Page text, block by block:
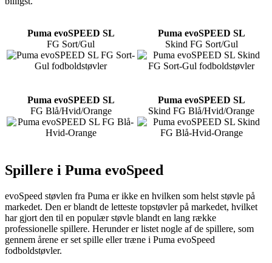
Puma evoSPEED SL
FG Sort/Gul
Puma evoSPEED SL
Skind FG Sort/Gul
Puma evoSPEED SL
FG Blå/Hvid/Orange
Puma evoSPEED SL
Skind FG Blå/Hvid/Orange
Spillere i Puma evoSpeed
evoSpeed støvlen fra Puma er ikke en hvilken som helst støvle på
markedet. Den er blandt de letteste topstøvler på markedet, hvilket
har gjort den til en populær støvle blandt en lang række
professionelle spillere. Herunder er listet nogle af de spillere, som
gennem årene er set spille eller træne i Puma evoSpeed
fodboldstøvler.